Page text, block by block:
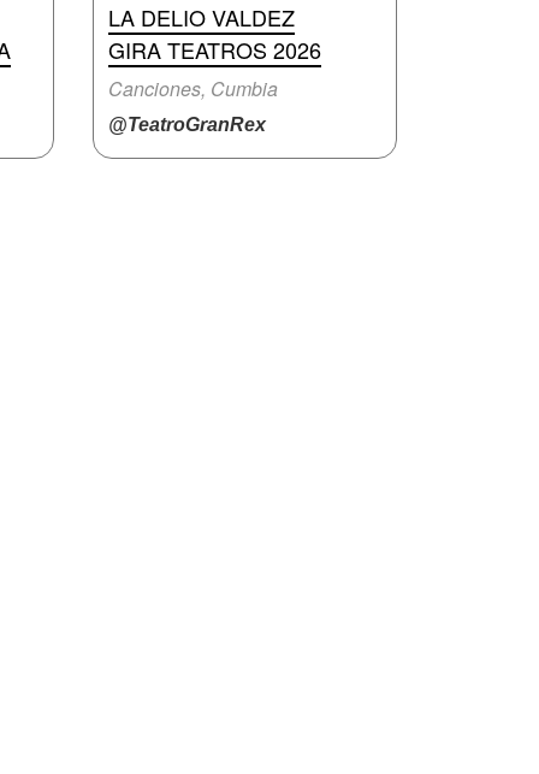
LA DELIO VALDEZ
GIRA TEATROS 2026
Canciones, Cumbia
@TeatroGranRex